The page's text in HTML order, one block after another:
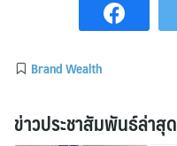
Brand Wealth
ข่าวประชาสัมพันธ์ล่าสุด